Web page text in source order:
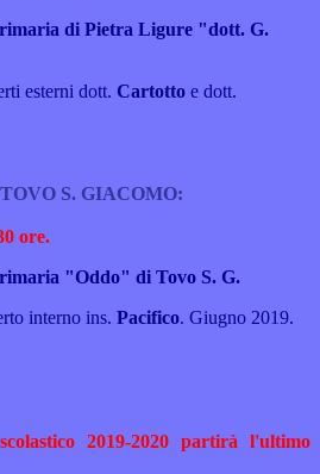
di Pietra Ligure "dott. G.
esterni dott. Cartotto e dott.
S. GIACOMO:
ore.
"Oddo" di Tovo S. G.
interno ins. Pacifico. Giugno 2019.
2019-2020 partirà l'ultimo